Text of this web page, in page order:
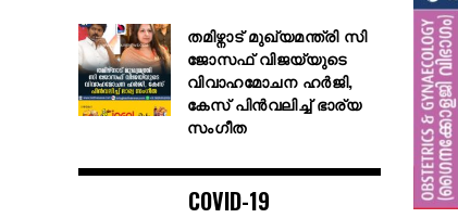
തമിഴ്നാട് മുഖ്യമന്ത്രി സി
ജോസഫ് വിജയ്‌യുടെ
വിവാഹമോചന ഹർജി,
കേസ് പിൻവലിച്ച് ഭാര്യ
സംഗീത
COVID-19